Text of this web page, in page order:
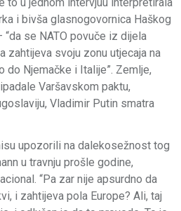
i bivša glasnogovornica Haškog
“da se NATO povuče iz dijela
zahtijeva svoju zonu utjecaja na
do Njemačke i Italije”. Zemlje,
Varšavskom paktu,
Vladimir Putin smatra
upozorili na dalekosežnost tog
u travnju prošle godine,
“Pa zar nije apsurdno da
i zahtijeva pola Europe? Ali, taj